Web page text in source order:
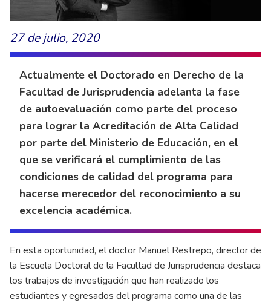
27 de julio, 2020
Actualmente el Doctorado en Derecho de la
Facultad de Jurisprudencia adelanta la fase
de autoevaluación como parte del proceso
para lograr la Acreditación de Alta Calidad
por parte del Ministerio de Educación, en el
que se verificará el cumplimiento de las
condiciones de calidad del programa para
hacerse merecedor del reconocimiento a su
excelencia académica.
En esta oportunidad, el doctor Manuel Restrepo, director de
la Escuela Doctoral de la Facultad de Jurisprudencia destaca
los trabajos de investigación que han realizado los
estudiantes y egresados del programa como una de las